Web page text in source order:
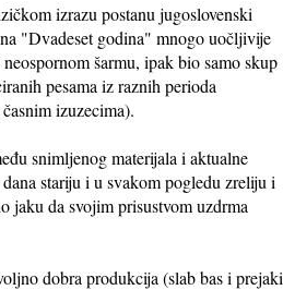
izrazu postanu jugoslovenski
"Dvadeset godina" mnogo uočljivije
šarmu, ipak bio samo skup
pesama iz raznih perioda
izuzecima).
snimljenog materijala i aktualne
stariju i u svakom pogledu zreliju i
jaku da svojim prisustvom uzdrma
dobra produkcija (slab bas i prejaki